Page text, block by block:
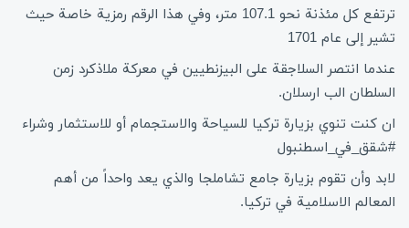
ترتفع كل مئذنة نحو 107.1 متر، وفي هذا الرقم رمزية خاصة حيث
تشير إلى عام 1701
عندما انتصر السلاجقة على البيزنطيين في معركة ملاذكرد زمن
السلطان الب ارسلان.
ان كنت تنوي بزيارة تركيا للسياحة والاستجمام أو للاستثمار وشراء
#شقق_في_اسطنبول
لابد وأن تقوم بزيارة جامع تشاملجا والذي يعد واحداً من أهم
المعالم الاسلامية في تركيا.